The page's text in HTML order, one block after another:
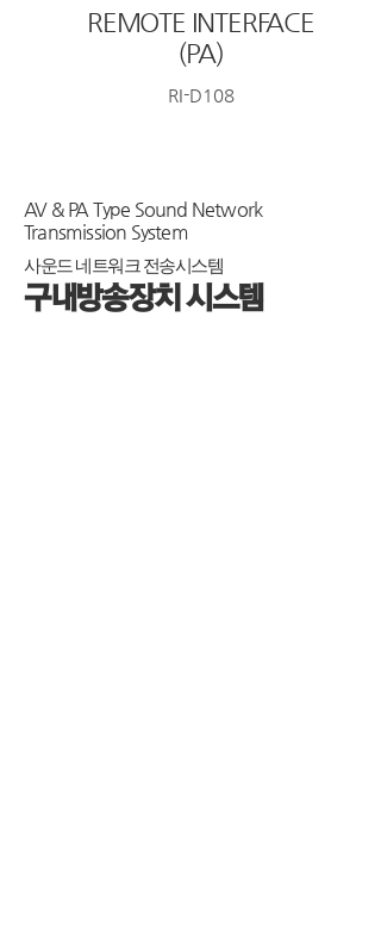
REMOTE INTERFACE
(PA)
RI-D108
AV & PA Type Sound Network
Transmission System
사운드 네트워크 전송시스템
구내방송장치 시스템